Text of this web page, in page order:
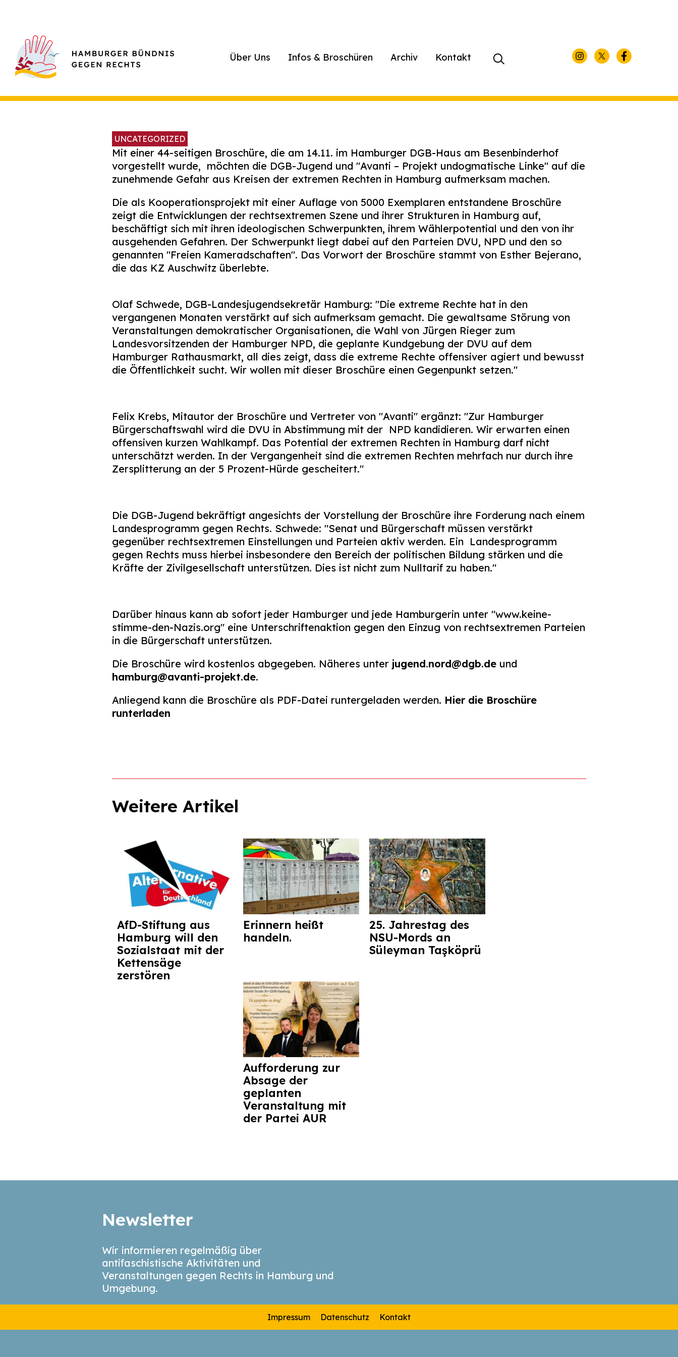
Über Uns Infos & Broschüren Archiv KontaktSuchen
UNCATEGORIZED
Mit einer 44-seitigen Broschüre, die am 14.11. im Hamburger DGB-Haus am Besenbinderhof
vorgestellt wurde, möchten die DGB-Jugend und "Avanti – Projekt undogmatische Linke" auf die
zunehmende Gefahr aus Kreisen der extremen Rechten in Hamburg aufmerksam machen.
Die als Kooperationsprojekt mit einer Auflage von 5000 Exemplaren entstandene Broschüre
zeigt die Entwicklungen der rechtsextremen Szene und ihrer Strukturen in Hamburg auf,
beschäftigt sich mit ihren ideologischen Schwerpunkten, ihrem Wählerpotential und den von ihr
ausgehenden Gefahren. Der Schwerpunkt liegt dabei auf den Parteien DVU, NPD und den so
genannten "Freien Kameradschaften". Das Vorwort der Broschüre stammt von Esther Bejerano,
die das KZ Auschwitz überlebte.
Olaf Schwede, DGB-Landesjugendsekretär Hamburg: "Die extreme Rechte hat in den
vergangenen Monaten verstärkt auf sich aufmerksam gemacht. Die gewaltsame Störung von
Veranstaltungen demokratischer Organisationen, die Wahl von Jürgen Rieger zum
Landesvorsitzenden der Hamburger NPD, die geplante Kundgebung der DVU auf dem
Hamburger Rathausmarkt, all dies zeigt, dass die extreme Rechte offensiver agiert und bewusst
die Öffentlichkeit sucht. Wir wollen mit dieser Broschüre einen Gegenpunkt setzen."
Felix Krebs, Mitautor der Broschüre und Vertreter von "Avanti" ergänzt: "Zur Hamburger
Bürgerschaftswahl wird die DVU in Abstimmung mit der NPD kandidieren. Wir erwarten einen
offensiven kurzen Wahlkampf. Das Potential der extremen Rechten in Hamburg darf nicht
unterschätzt werden. In der Vergangenheit sind die extremen Rechten mehrfach nur durch ihre
Zersplitterung an der 5 Prozent-Hürde gescheitert."
Die DGB-Jugend bekräftigt angesichts der Vorstellung der Broschüre ihre Forderung nach einem
Landesprogramm gegen Rechts. Schwede: "Senat und Bürgerschaft müssen verstärkt
gegenüber rechtsextremen Einstellungen und Parteien aktiv werden. Ein Landesprogramm
gegen Rechts muss hierbei insbesondere den Bereich der politischen Bildung stärken und die
Kräfte der Zivilgesellschaft unterstützen. Dies ist nicht zum Nulltarif zu haben."
Darüber hinaus kann ab sofort jeder Hamburger und jede Hamburgerin unter "www.keine-
stimme-den-Nazis.org" eine Unterschriftenaktion gegen den Einzug von rechtsextremen Parteien
in die Bürgerschaft unterstützen.
Die Broschüre wird kostenlos abgegeben. Näheres unter jugend.nord@dgb.deund
hamburg@avanti-projekt.de.
Anliegend kann die Broschüre als PDF-Datei runtergeladen werden. Hier die Broschüre
runterladen
Weitere Artikel
AfD-Stiftung aus
Hamburg will den
Sozialstaat mit der
Kettensäge
zerstören
Erinnern heißt
handeln.
25. Jahrestag des
NSU-Mords an
Süleyman Taşköprü
Aufforderung zur
Absage der
geplanten
Veranstaltung mit
der Partei AUR
Newsletter
Wir informieren regelmäßig über
antifaschistische Aktivitäten und
Veranstaltungen gegen Rechts in Hamburg und
Umgebung.
Impressum Datenschutz Kontakt